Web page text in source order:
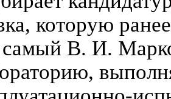
которую
самый В. И.